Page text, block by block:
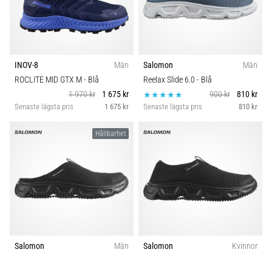
INOV-8
Män
ROCLITE MID GTX M- Blå
1 970 kr
1 675 kr
Senaste lägsta pris 1 675 kr
Salomon
Män
Reelax Slide 6.0 - Blå
900 kr
810 kr
Senaste lägsta pris 810 kr
Hållbarhet
Salomon
Män
Salomon
Kvinnor